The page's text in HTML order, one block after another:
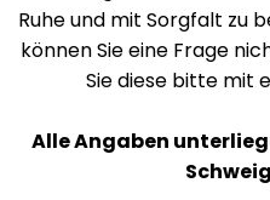
Ruhe und mit Sorgfalt zu
können Sie eine Frage
Sie diese bitte mit
Alle Angaben